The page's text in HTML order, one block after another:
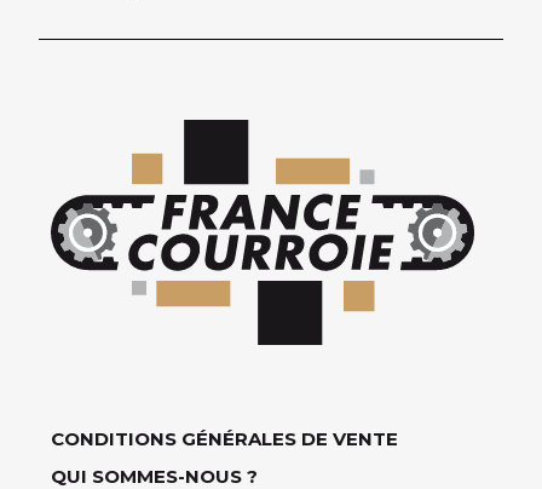
CONDITIONS GÉNÉRALES DE VENTE
QUI SOMMES-NOUS ?